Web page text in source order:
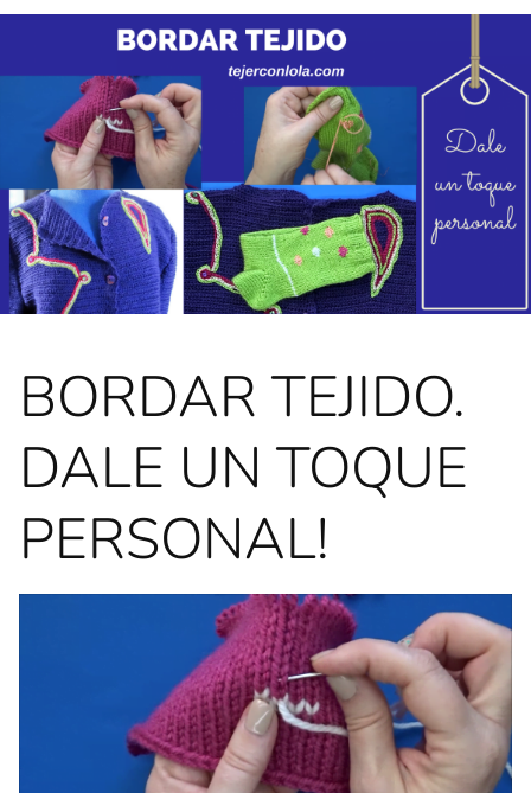
BORDAR TEJIDO.
DALE UN TOQUE
PERSONAL!